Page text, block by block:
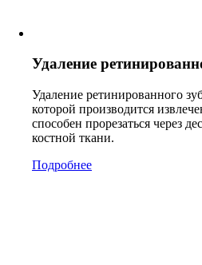
Удаление
Удаление ретинированного
которой производится
способен прорезаться через
костной ткани.
Подробнее